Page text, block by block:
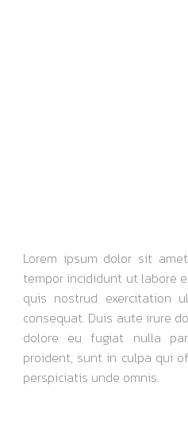
Lorem ipsum dolor sit
tempor incididunt ut labore
quis nostrud exercitation
consequat. Duis aute irure
dolore eu fugiat nulla
proident, sunt in culpa qui
perspiciatis unde omnis.